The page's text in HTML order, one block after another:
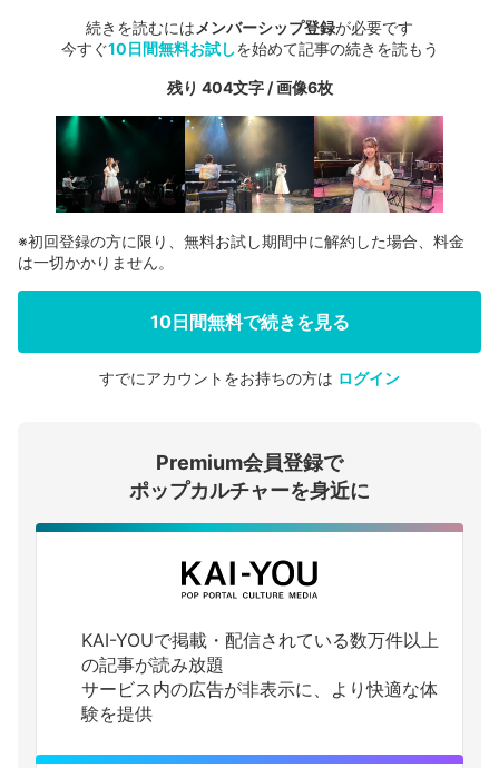
続きを読むには メンバーシップ登録が必要です
今すぐ10日間無料お試しを始めて記事の続きを読もう
残り 404文字 / 画像6枚
会員登録する
ログインする
※初回登録の方に限り、無料お試し期間中に解約した場合、料金
は一切かかりません。
10日間無料で続きを見る
すでにアカウントをお持ちの方は ログイン
Premium会員登録で
ポップカルチャーを身近に
KAI-YOUで掲載・配信されている数万件以上
の記事が読み放題
サービス内の広告が非表示に、より快適な体
験を提供